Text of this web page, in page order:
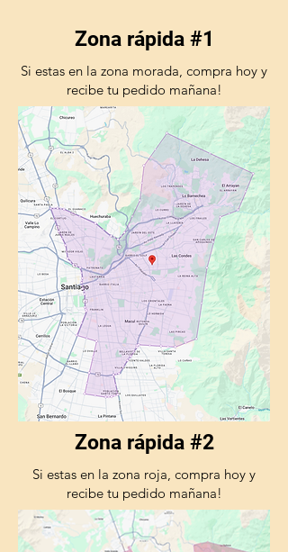
Zona rápida #1
Si estas en la zona morada, compra hoy y
recibe tu pedido mañana!
Zona rápida #2
Si estas en la zona roja, compra hoy y
recibe tu pedido mañana!